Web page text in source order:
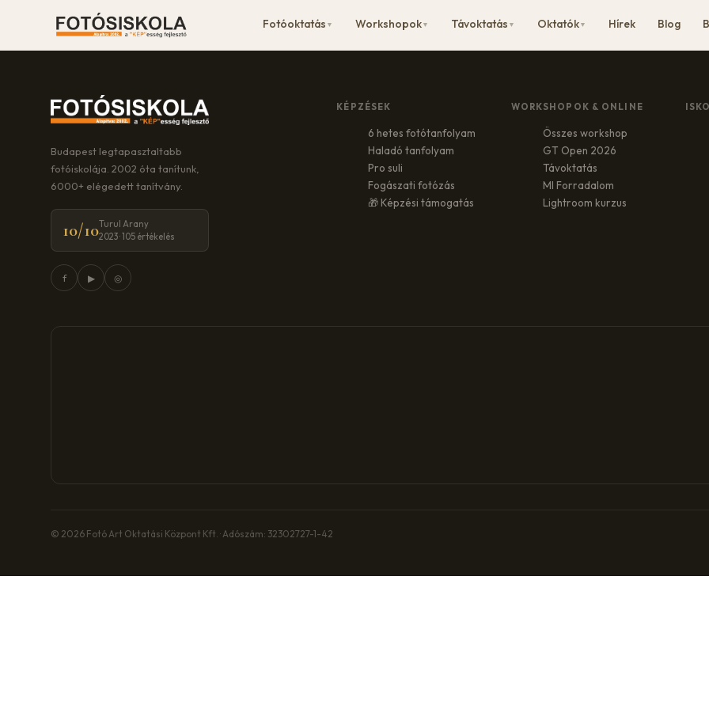
Fotóoktatás ▼ Workshopok▼ Távoktatás ▼ Oktatók▼ Hírek Blog
Budapest legtapasztaltabb
fotóiskolája. 2002 óta tanítunk,
6000+ elégedett tanítvány.
10/10Turul Arany
2023 · 105 értékelés
f ▶ ◎
KÉPZÉSEK
6 hetes fotótanfolyam
Haladó tanfolyam
Pro suli
Fogászati fotózás
🎁 Képzési támogatás
WORKSHOPOK & ONLINE
Összes workshop
GT Open 2026
Távoktatás
MI Forradalom
Lightroom kurzus
© 2026 Fotó Art Oktatási Központ Kft. · Adószám: 32302727-1-42